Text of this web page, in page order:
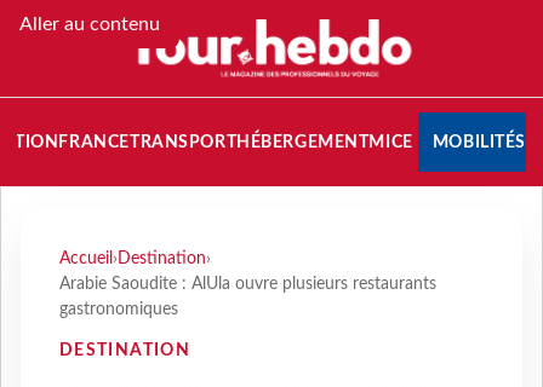
Aller au contenu
FRANCETRANSPORT HÉBERGEMENTMICE MOBILITÉS
Accueil › Destination›
Arabie Saoudite : AlUla ouvre plusieurs restaurants
gastronomiques
DESTINATION